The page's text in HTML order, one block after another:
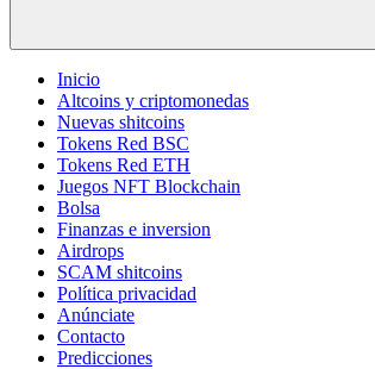
Inicio
Altcoins y criptomonedas
Nuevas shitcoins
Tokens Red BSC
Tokens Red ETH
Juegos NFT Blockchain
Bolsa
Finanzas e inversion
Airdrops
SCAM shitcoins
Política privacidad
Anúnciate
Contacto
Predicciones